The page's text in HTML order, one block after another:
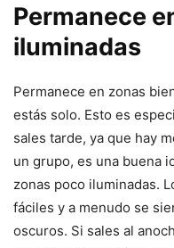
Permanece
iluminadas
Permanece en zonas
estás solo. Esto es
sales tarde, ya que hay
un grupo, es una buena
zonas poco iluminadas.
fáciles y a menudo se
oscuros. Si sales al